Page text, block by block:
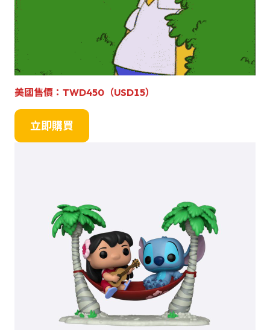
美國售價： TWD450（USD15）
立即購買